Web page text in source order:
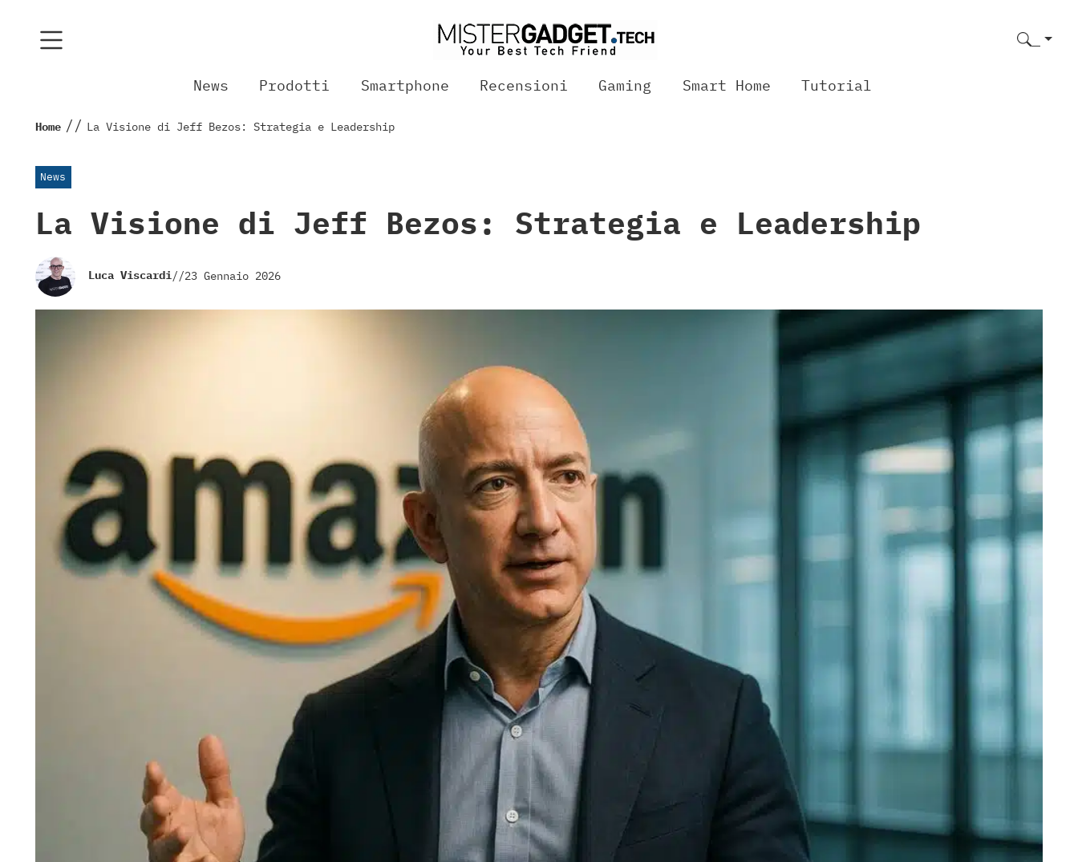
News Prodotti Smartphone Recensioni Gaming Smart Home Tutorial
Home // La Visione di Jeff Bezos: Strategia e Leadership
News
La Visione di Jeff Bezos: Strategia e Leadership
Luca Viscardi//23 Gennaio 2026